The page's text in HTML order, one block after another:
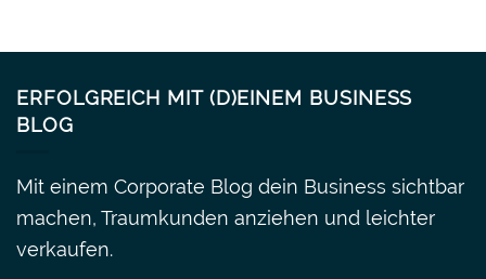
ERFOLGREICH MIT (D)EINEM BUSINESS
BLOG
Mit einem Corporate Blog dein Business sichtbar
machen, Traumkunden anziehen und leichter
verkaufen.